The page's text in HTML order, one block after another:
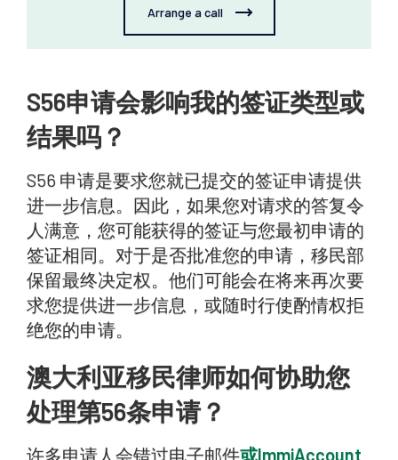
Arrange a call
S56申请会影响我的签证类型或
结果吗？
S56 申请是要求您就已提交的签证申请提供
进一步信息。因此，如果您对请求的答复令
人满意，您可能获得的签证与您最初申请的
签证相同。对于是否批准您的申请，移民部
保留最终决定权。他们可能会在将来再次要
求您提供进一步信息，或随时行使酌情权拒
绝您的申请。
澳大利亚移民律师如何协助您
处理第56条申请？
许多申请人会错过电子邮件或ImmiAccount